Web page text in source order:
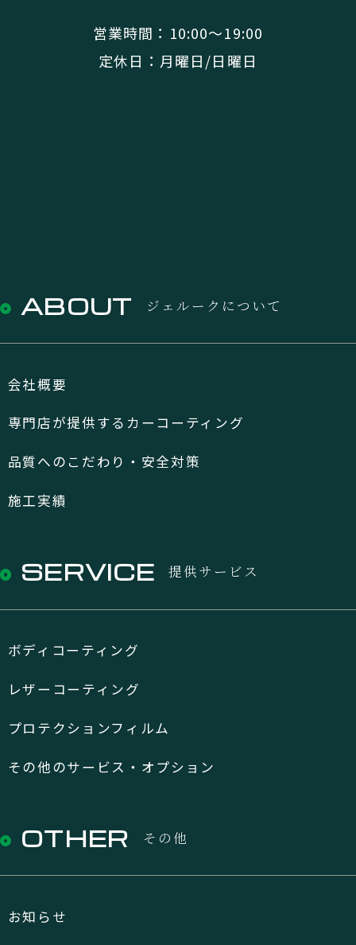
営業時間：10:00〜19:00
定休日：月曜日/日曜日
ABOUT ジェルークについて
会社概要
専門店が提供するカーコーティング
品質へのこだわり・安全対策
施工実績
SERVICE 提供サービス
ボディコーティング
レザーコーティング
プロテクションフィルム
その他のサービス・オプション
OTHER その他
お知らせ